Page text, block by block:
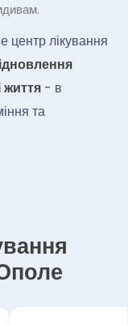
лікування
життя- в
та